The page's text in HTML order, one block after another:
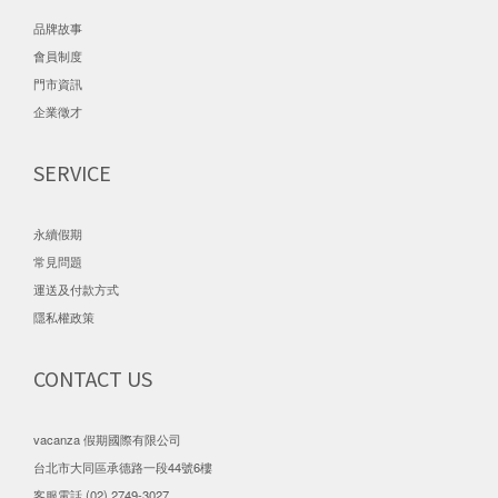
品牌故事
會員制度
門市資訊
企業徵才
SERVICE
永續假期
常見問題
運送及付款方式
隱私權政策
CONTACT US
vacanza 假期國際有限公司
台北市大同區承德路一段44號6樓